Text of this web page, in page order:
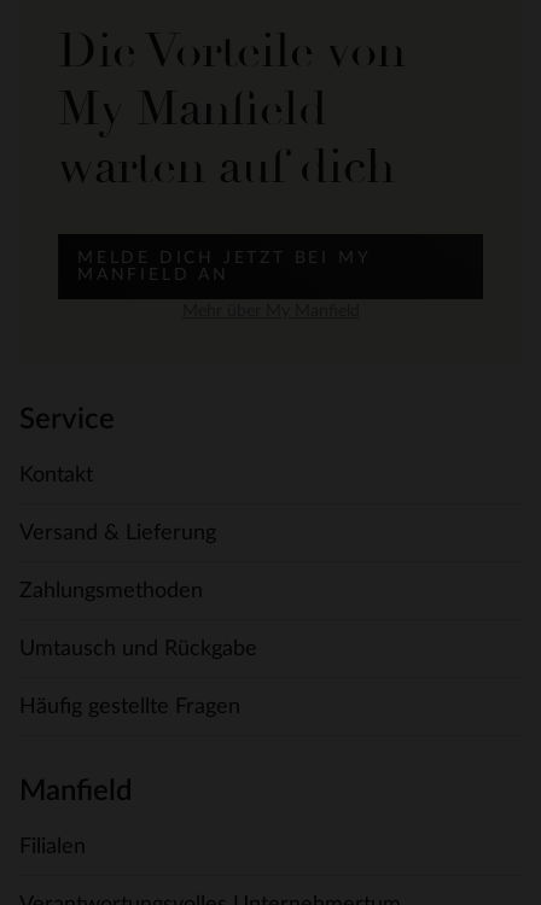
Die Vorteile von
My Manfield
warten auf dich
MELDE DICH JETZT BEI MY
MANFIELD AN
Service
Kontakt
Versand & Lieferung
Zahlungsmethoden
Umtausch und Rückgabe
Häufig gestellte Fragen
Manfield
Filialen